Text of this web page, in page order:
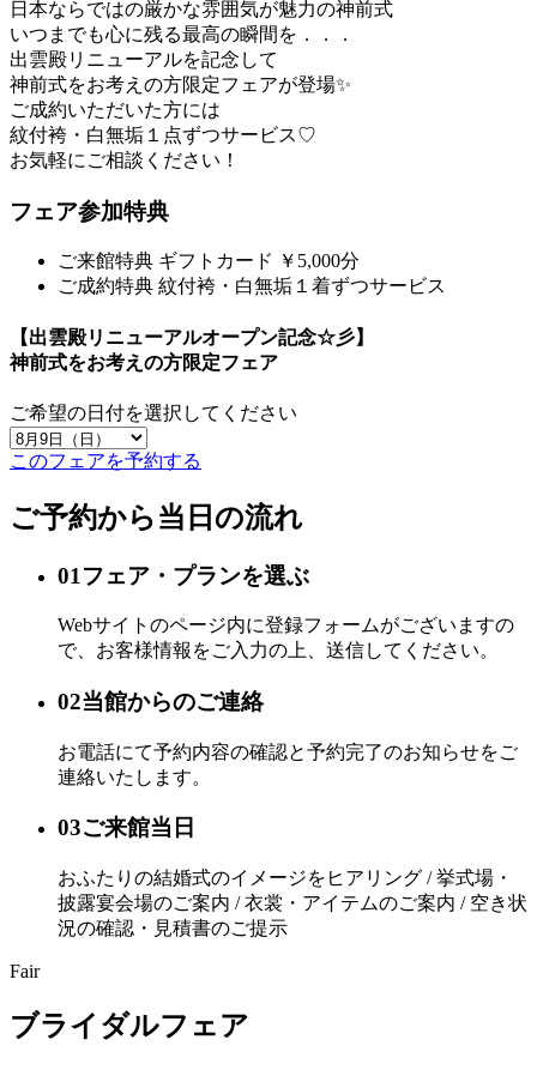
日本ならではの厳かな雰囲気が魅力の神前式
いつまでも心に残る最高の瞬間を．．．
出雲殿リニューアルを記念して
神前式をお考えの方限定フェアが登場✨
ご成約いただいた方には
紋付袴・白無垢１点ずつサービス♡
お気軽にご相談ください！
フェア参加特典
ご来館特典 ギフトカード ￥5,000分
ご成約特典 紋付袴・白無垢１着ずつサービス
【出雲殿リニューアルオープン記念☆彡】
神前式をお考えの方限定フェア
ご希望の日付を選択してください
このフェアを予約する
ご予約から当日の流れ
01 フェア・プランを選ぶ
Webサイトのページ内に登録フォームがございますの
で、お客様情報をご入力の上、送信してください。
02当館からのご連絡
お電話にて予約内容の確認と予約完了のお知らせをご
連絡いたします。
03ご来館当日
おふたりの結婚式のイメージをヒアリング / 挙式場・
披露宴会場のご案内 / 衣裳・アイテムのご案内 / 空き状
況の確認・見積書のご提示
Fair
ブライダルフェア